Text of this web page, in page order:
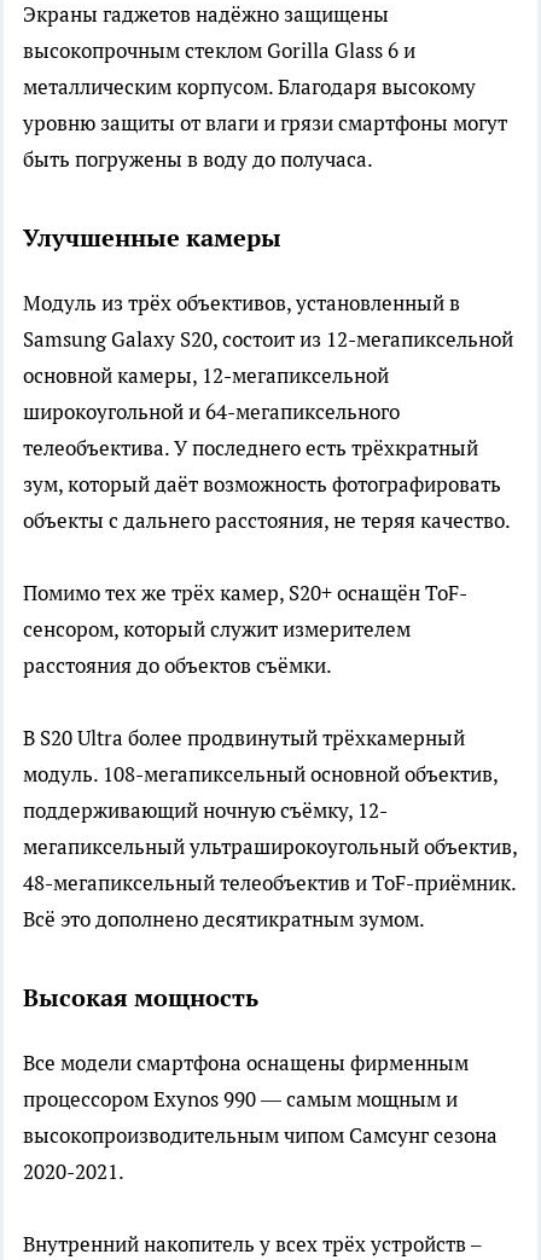
Экраны гаджетов надёжно защищены
высокопрочным стеклом Gorilla Glass 6 и
металлическим корпусом. Благодаря высокому
уровню защиты от влаги и грязи смартфоны могут
быть погружены в воду до получаса.
Улучшенные камеры
Модуль из трёх объективов, установленный в
Samsung Galaxy S20, состоит из 12-мегапиксельной
основной камеры, 12-мегапиксельной
широкоугольной и 64-мегапиксельного
телеобъектива. У последнего есть трёхкратный
зум, который даёт возможность фотографировать
объекты с дальнего расстояния, не теряя качество.
Помимо тех же трёх камер, S20+ оснащён ToF-
сенсором, который служит измерителем
расстояния до объектов съёмки.
В S20 Ultra более продвинутый трёхкамерный
модуль. 108-мегапиксельный основной объектив,
поддерживающий ночную съёмку, 12-
мегапиксельный ультраширокоугольный объектив,
48-мегапиксельный телеобъектив и ToF-приёмник.
Всё это дополнено десятикратным зумом.
Высокая мощность
Все модели смартфона оснащены фирменным
процессором Exynos 990 — самым мощным и
высокопроизводительным чипом Самсунг сезона
2020-2021.
Внутренний накопитель у всех трёх устройств –